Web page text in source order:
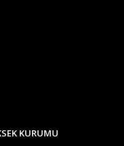
KURUMU